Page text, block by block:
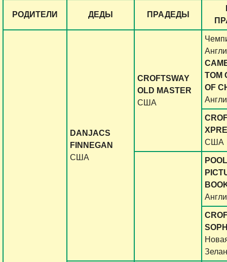
РОДИТЕЛИ ДЕДЫ ПРАДЕДЫ
DANJACS
FINNEGAN
США
CROFTSWAY
OLD MASTER
США
TOM
OF
США